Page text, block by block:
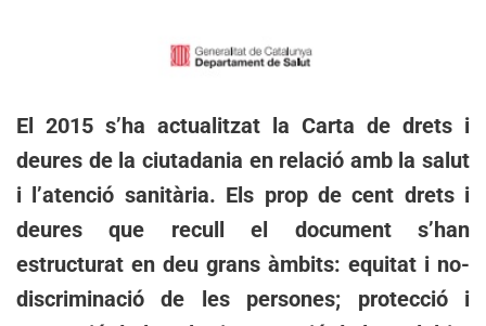
El 2015 s’ha actualitzat la Carta de drets i
deures de la ciutadania en relació amb la salut
i l’atenció sanitària. Els prop de cent drets i
deures que recull el document s’han
estructurat en deu grans àmbits: equitat i no-
discriminació de les persones; protecció i